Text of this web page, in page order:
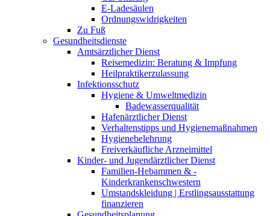
E-Ladesäulen
Ordnungswidrigkeiten
Zu Fuß
Gesundheitsdienste
Amtsärztlicher Dienst
Reisemedizin: Beratung & Impfung
Heilpraktikerzulassung
Infektionsschutz
Hygiene & Umweltmedizin
Badewasserqualität
Hafenärztlicher Dienst
Verhaltenstipps und Hygienemaßnahmen
Hygienebelehrung
Freiverkäufliche Arzneimittel
Kinder- und Jugendärztlicher Dienst
Familien-Hebammen & -
Kinderkrankenschwestern
Umstandskleidung | Erstlingsausstattung
finanzieren